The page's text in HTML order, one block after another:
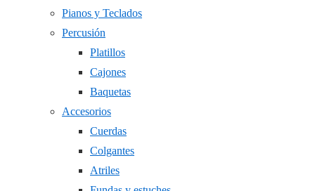
Pianos y Teclados
Percusión
Platillos
Cajones
Baquetas
Accesorios
Cuerdas
Colgantes
Atriles